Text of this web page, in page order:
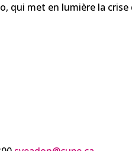
qui met en lumière la crise